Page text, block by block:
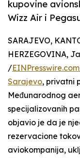
kupovine
Wizz Air i
SARAJEVO,
HERZEGOVINA,
/EINPresswire.com
Sarajevo, privatni
Međunarodnog
specijalizovanih
objavio je da je
rezervacione
aviokompanija,